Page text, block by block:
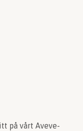
på vårt Aveve-